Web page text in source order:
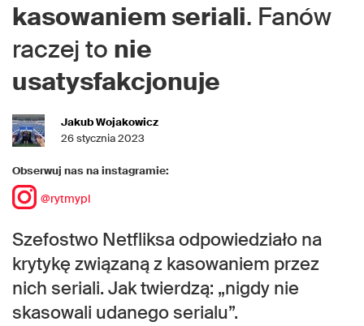
kasowaniem seriali. Fanów
raczej to nie
usatysfakcjonuje
Jakub Wojakowicz
26 stycznia 2023
Obserwuj nas na instagramie:
@rytmypl
Szefostwo Netfliksa odpowiedziało na
krytykę związaną z kasowaniem przez
nich seriali. Jak twierdzą: „nigdy nie
skasowali udanego serialu”.